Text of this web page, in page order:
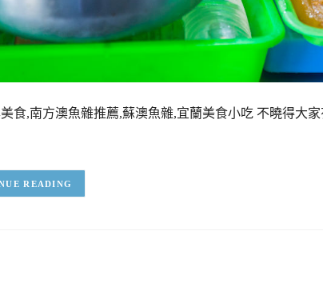
食,南方澳魚雜推薦,蘇澳魚雜,宜蘭美食小吃 不曉得大
READING